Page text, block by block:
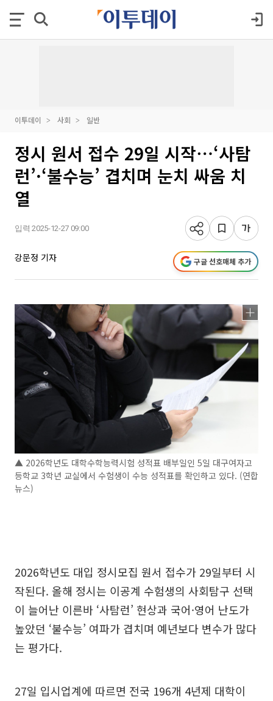
이투데이 사회 일반
정시 원서 접수 29일 시작⋯‘사탐
런’·‘불수능’ 겹치며 눈치 싸움 치
열
입력 2025-12-27 09:00
강문정 기자 구글 선호매체 추가
▲ 2026학년도 대학수학능력시험 성적표 배부일인 5일 대구여자고
등학교 3학년 교실에서 수험생이 수능 성적표를 확인하고 있다. (연합
뉴스)
2026학년도 대입 정시모집 원서 접수가 29일부터 시
작된다. 올해 정시는 이공계 수험생의 사회탐구 선택
이 늘어난 이른바 ‘사탐런’ 현상과 국어·영어 난도가
높았던 ‘불수능’ 여파가 겹치며 예년보다 변수가 많다
는 평가다.
27일 입시업계에 따르면 전국 196개 4년제 대학이